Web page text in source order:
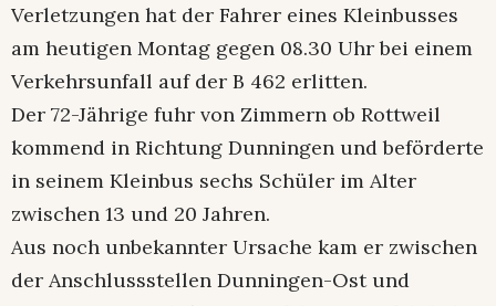
Verletzungen hat der Fahrer eines Kleinbusses
am heutigen Montag gegen 08.30 Uhr bei einem
Verkehrsunfall auf der B 462 erlitten.
Der 72-Jährige fuhr von Zimmern ob Rottweil
kommend in Richtung Dunningen und beförderte
in seinem Kleinbus sechs Schüler im Alter
zwischen 13 und 20 Jahren.
Aus noch unbekannter Ursache kam er zwischen
der Anschlussstellen Dunningen-Ost und